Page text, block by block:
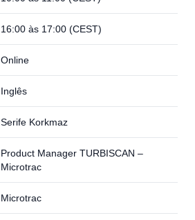
16:00 às 17:00 (CEST)
Online
Inglês
Serife Korkmaz
Product Manager TURBISCAN –
Microtrac
Microtrac